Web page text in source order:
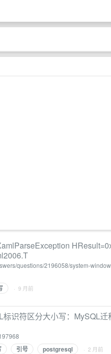
questions/2196058/system-
· 9 月前
识符区分大小写：MySQL
引号 postgresql · 2 月前